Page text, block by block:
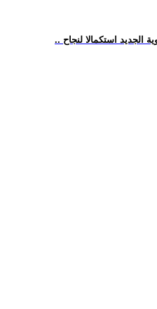
الجديد استكمالا لنجاح